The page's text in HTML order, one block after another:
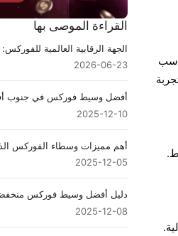
القراءة الموصى بها
2026-06-23
2025-12-10
2025-12-05
2025-12-08